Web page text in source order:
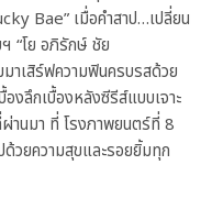
Bae” เมื่อคำสาป…เปลี่ยน
“โย อภิรักษ์ ชัย
าเสิร์ฟความฟินครบรสด้วย
งลึกเบื้องหลังซีรีส์แบบเจาะ
นมา ที่ โรงภาพยนตร์ที่ 8
ด้วยความสุขและรอยยิ้มทุก